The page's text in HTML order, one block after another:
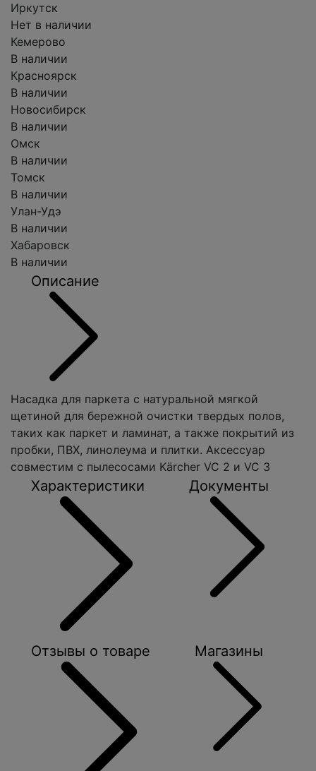
Иркутск
Нет в наличии
Кемерово
В наличии
Красноярск
В наличии
Новосибирск
В наличии
Омск
В наличии
Томск
В наличии
Улан-Удэ
В наличии
Хабаровск
В наличии
Описание
Насадка для паркета с натуральной мягкой
щетиной для бережной очистки твердых полов,
таких как паркет и ламинат, а также покрытий из
пробки, ПВХ, линолеума и плитки. Аксессуар
совместим с пылесосами Kärcher VC 2 и VC 3
Характеристики Документы
Отзывы о товаре Магазины